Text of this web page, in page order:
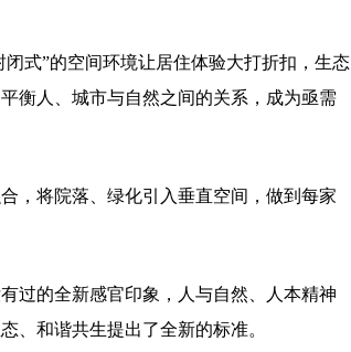
式”的空间环境让居住体验大打折扣，生态
衡人、城市与自然之间的关系，成为亟需
，将院落、绿化引入垂直空间，做到每家
过的全新感官印象，人与自然、人本精神
、和谐共生提出了全新的标准。